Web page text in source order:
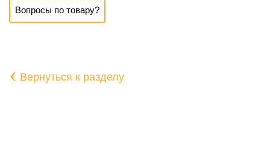
Вопросы по товару?
‹ Вернуться к разделу